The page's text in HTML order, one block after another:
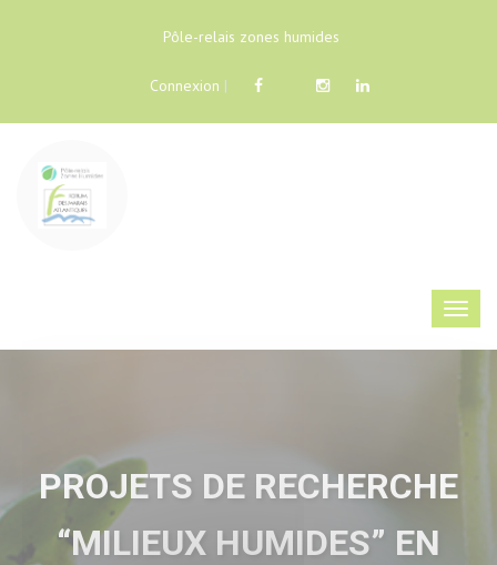
Pôle-relais zones humides
Connexion |
PROJETS DE RECHERCHE
“MILIEUX HUMIDES” EN